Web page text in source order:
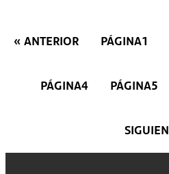
« ANTERIOR PÁGINA1
PÁGINA4 PÁGINA5